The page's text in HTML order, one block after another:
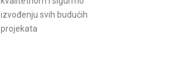
izvođenju svih budućih
projekata